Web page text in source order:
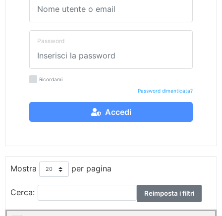
Password
Ricordami
Password dimenticata?
Accedi
Mostra per pagina
Cerca: Reimposta i filtri